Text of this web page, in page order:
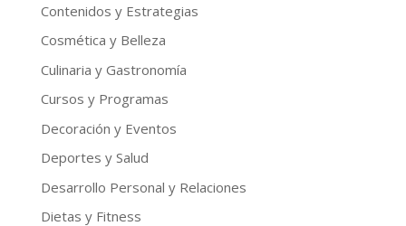
Contenidos y Estrategias
Cosmética y Belleza
Culinaria y Gastronomía
Cursos y Programas
Decoración y Eventos
Deportes y Salud
Desarrollo Personal y Relaciones
Dietas y Fitness